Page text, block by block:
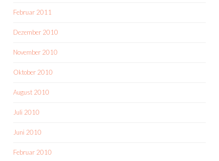
Februar 2011
Dezember 2010
November 2010
Oktober 2010
August 2010
Juli 2010
Juni 2010
Februar 2010